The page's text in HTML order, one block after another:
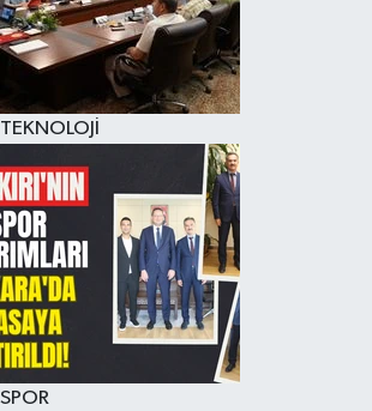
TEKNOLOJİ
SPOR